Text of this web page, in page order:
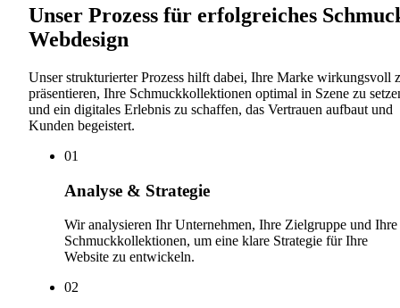
Unser Prozess für erfolgreiches
Webdesign
Unser strukturierter Prozess hilft dabei, Ihre Marke wirkungsvoll
präsentieren, Ihre Schmuckkollektionen optimal in Szene zu
und ein digitales Erlebnis zu schaffen, das Vertrauen aufbaut und
Kunden begeistert.
01
Analyse & Strategie
Wir analysieren Ihr Unternehmen, Ihre Zielgruppe und Ihre
Schmuckkollektionen, um eine klare Strategie für Ihre
Website zu entwickeln.
02